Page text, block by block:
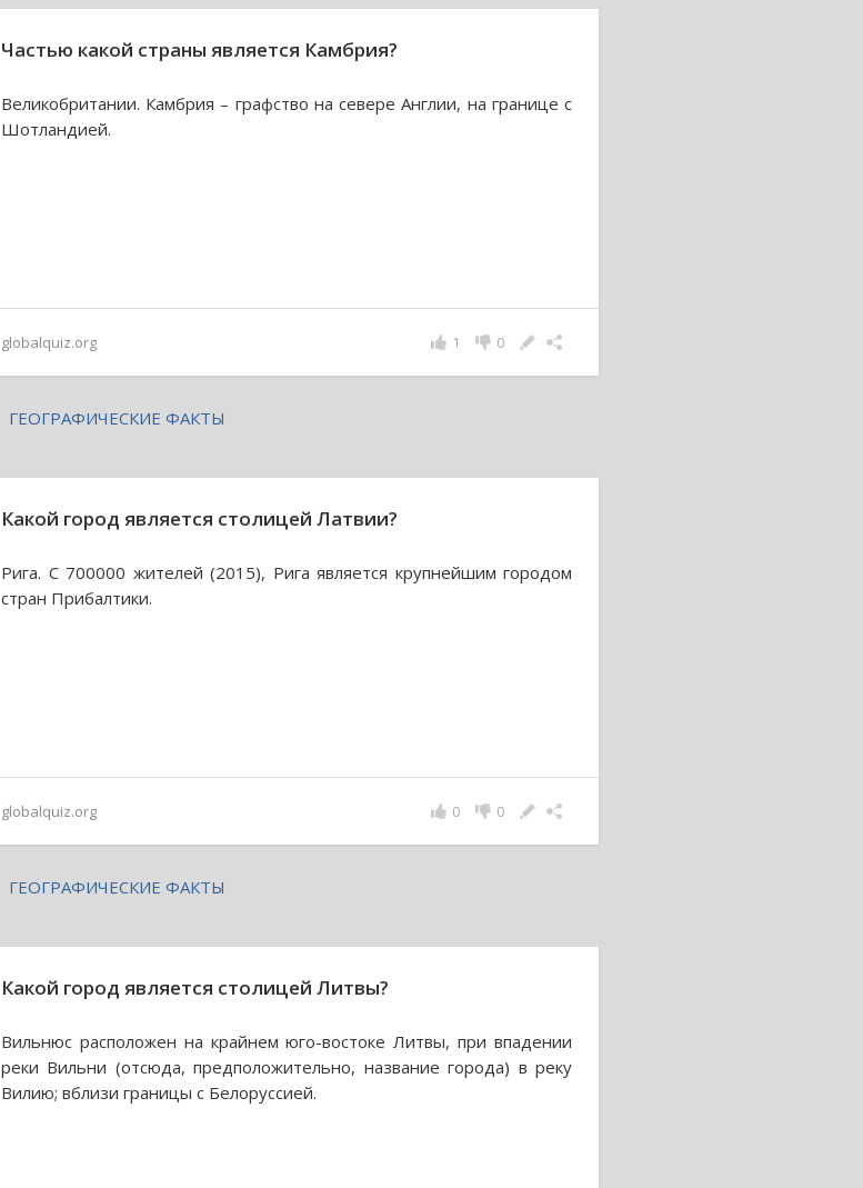
Частью какой страны является Камбрия?
Великобритании. Камбрия – графство на севере Англии, на границе с
Шотландией.
globalquiz.org 0
1
ГЕОГРАФИЧЕСКИЕ ФАКТЫ
Какой город является столицей Латвии?
Рига. С 700000 жителей (2015), Рига является крупнейшим городом
стран Прибалтики.
globalquiz.org 0
0
ГЕОГРАФИЧЕСКИЕ ФАКТЫ
Какой город является столицей Литвы?
Вильнюс расположен на крайнем юго-востоке Литвы, при впадении
реки Вильни (отсюда, предположительно, название города) в реку
Вилию; вблизи границы с Белоруссией.